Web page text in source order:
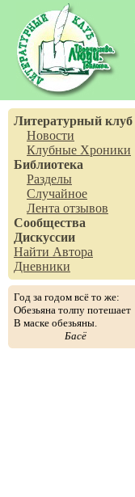
Литературный клуб
Новости
Клубные Хроники
Библиотека
Разделы
Случайное
Лента отзывов
Сообщества
Дискуссии
Найти Автора
Дневники
Год за годом всё то же:
Обезьяна толпу потешает
В маске обезьяны.
Басё